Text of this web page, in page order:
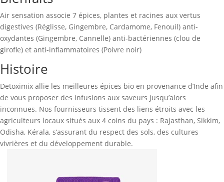
Air sensation associe 7 épices, plantes et racines aux vertus
digestives (Réglisse, Gingembre, Cardamome, Fenouil) anti-
oxydantes (Gingembre, Cannelle) anti-bactériennes (clou de
girofle) et anti-inflammatoires (Poivre noir)
Histoire
Detoximix allie les meilleures épices bio en provenance d’Inde afin
de vous proposer des infusions aux saveurs jusqu’alors
inconnues. Nos fournisseurs tissent des liens étroits avec les
agriculteurs locaux situés aux 4 coins du pays : Rajasthan, Sikkim,
Odisha, Kérala, s’assurant du respect des sols, des cultures
vivrières et du développement durable.